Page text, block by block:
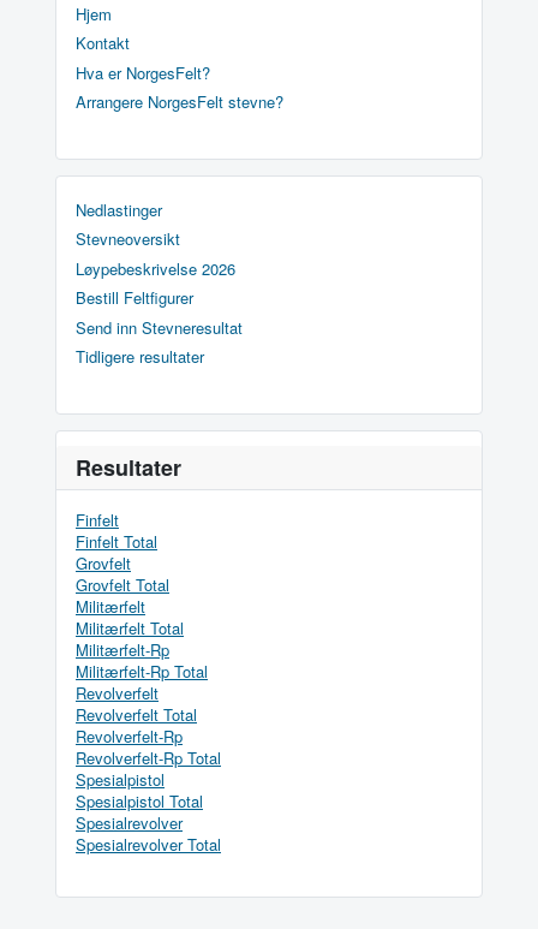
Hjem
Kontakt
Hva er NorgesFelt?
Arrangere NorgesFelt stevne?
Nedlastinger
Stevneoversikt
Løypebeskrivelse 2026
Bestill Feltfigurer
Send inn Stevneresultat
Tidligere resultater
Resultater
Finfelt
Finfelt Total
Grovfelt
Grovfelt Total
Militærfelt
Militærfelt Total
Militærfelt-Rp
Militærfelt-Rp Total
Revolverfelt
Revolverfelt Total
Revolverfelt-Rp
Revolverfelt-Rp Total
Spesialpistol
Spesialpistol Total
Spesialrevolver
Spesialrevolver Total